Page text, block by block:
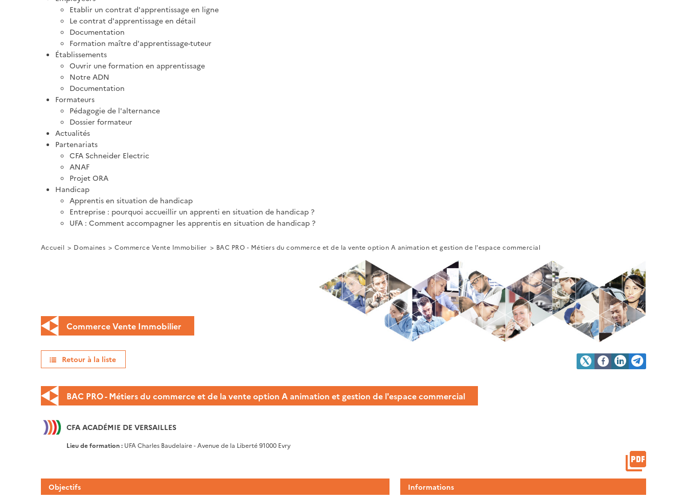
Etablir un contrat d'apprentissage en ligne
Le contrat d'apprentissage en détail
Documentation
Formation maître d'apprentissage-tuteur
Établissements
Ouvrir une formation en apprentissage
Notre ADN
Documentation
Formateurs
Pédagogie de l'alternance
Dossier formateur
Actualités
Partenariats
CFA Schneider Electric
ANAF
Projet ORA
Handicap
Apprentis en situation de handicap
Entreprise : pourquoi accueillir un apprenti en situation de handicap ?
UFA : Comment accompagner les apprentis en situation de handicap ?
Accueil Domaines Commerce Vente Immobilier BAC PRO - Métiers du commerce et de la vente option A animation et gestion de l'espace commercial
Commerce Vente Immobilier
Retour à la liste
BAC PRO - Métiers du commerce et de la vente option A animation et gestion de l'espace commercial
CFA ACADÉMIE DE VERSAILLES
Lieu de formation : UFA Charles Baudelaire - Avenue de la Liberté 91000 Evry
Objectifs Informations